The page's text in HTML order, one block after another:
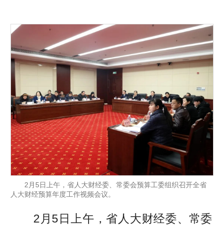
2月5日上午，省人大财经委、常委会预算工委组织召开全省
人大财经预算年度工作视频会议。
2月5日上午，省人大财经委、常委